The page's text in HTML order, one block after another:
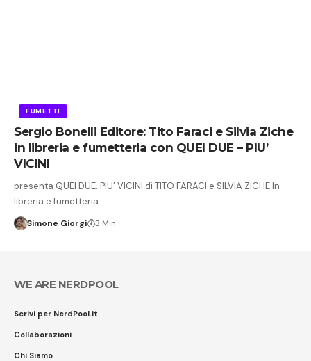
FUMETTI
Sergio Bonelli Editore: Tito Faraci e Silvia Ziche
in libreria e fumetteria con QUEI DUE – PIU’
VICINI
presenta QUEI DUE. PIU’ VICINI di TITO FARACI e SILVIA ZICHE In
libreria e fumetteria…
Simone Giorgi 3 Min
WE ARE NERDPOOL
Scrivi per NerdPool.it
Collaborazioni
Chi Siamo